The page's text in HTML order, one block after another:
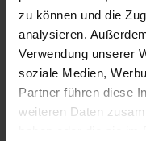
zu können und die
analysieren.
Verwendung unserer
soziale Medien,
Partner führen diese
weiteren Daten
veröffentlicht am
Das Update für
ermöglicht es,